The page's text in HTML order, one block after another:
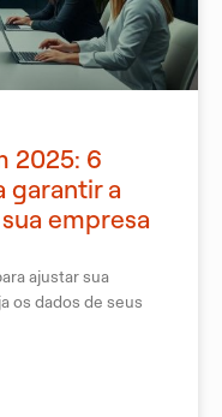
2025: 6
garantir a
empresa
ajustar sua
os dados de seus